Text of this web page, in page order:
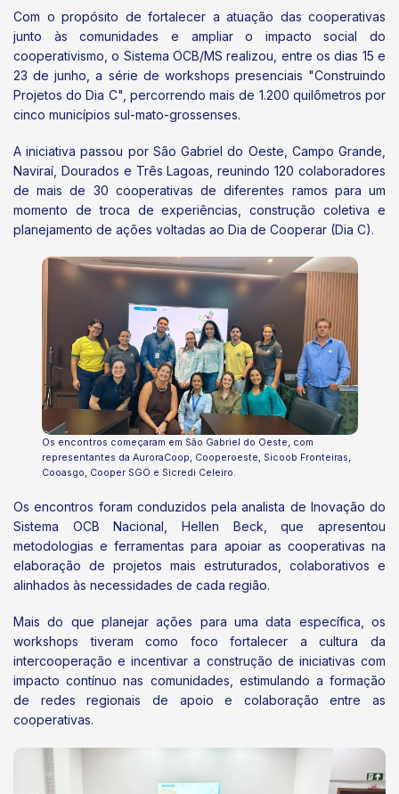
Com o propósito de fortalecer a atuação das cooperativas
junto às comunidades e ampliar o impacto social do
cooperativismo, o Sistema OCB/MS realizou, entre os dias 15 e
23 de junho, a série de workshops presenciais "Construindo
Projetos do Dia C", percorrendo mais de 1.200 quilômetros por
cinco municípios sul-mato-grossenses.
A iniciativa passou por São Gabriel do Oeste, Campo Grande,
Naviraí, Dourados e Três Lagoas, reunindo 120 colaboradores
de mais de 30 cooperativas de diferentes ramos para um
momento de troca de experiências, construção coletiva e
planejamento de ações voltadas ao Dia de Cooperar (Dia C).
Os encontros começaram em São Gabriel do Oeste, com
representantes da AuroraCoop, Cooperoeste, Sicoob Fronteiras,
Cooasgo, Cooper SGO e Sicredi Celeiro.
Os encontros foram conduzidos pela analista de Inovação do
Sistema OCB Nacional, Hellen Beck, que apresentou
metodologias e ferramentas para apoiar as cooperativas na
elaboração de projetos mais estruturados, colaborativos e
alinhados às necessidades de cada região.
Mais do que planejar ações para uma data específica, os
workshops tiveram como foco fortalecer a cultura da
intercooperação e incentivar a construção de iniciativas com
impacto contínuo nas comunidades, estimulando a formação
de redes regionais de apoio e colaboração entre as
cooperativas.